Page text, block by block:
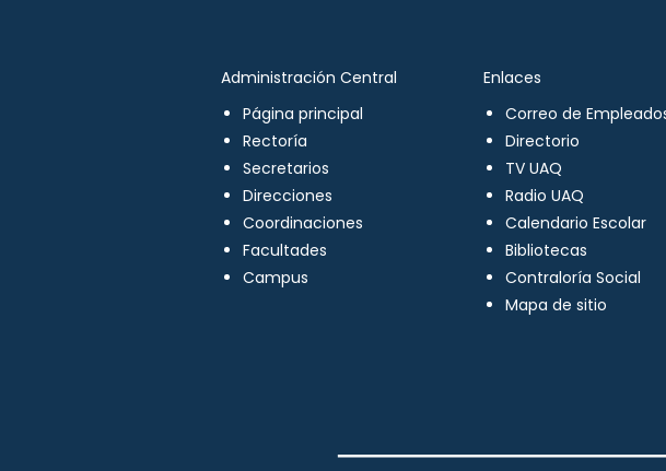
Administración Central
Página principal
Rectoría
Secretarios
Direcciones
Coordinaciones
Facultades
Campus
Enlaces
Correo de
Directorio
TV UAQ
Radio UAQ
Calendario Escolar
Bibliotecas
Contraloría Social
Mapa de sitio